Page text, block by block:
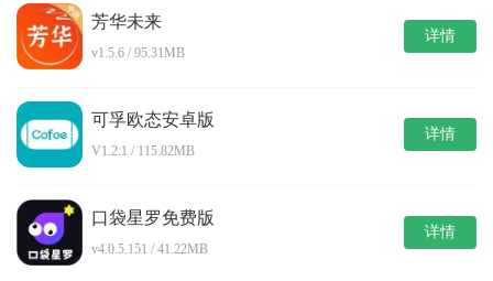
芳华未来
v1.5.6 / 95.31MB
详情
可孚欧态安卓版
V1.2.1 / 115.82MB
详情
口袋星罗免费版
v4.0.5.151 / 41.22MB
详情